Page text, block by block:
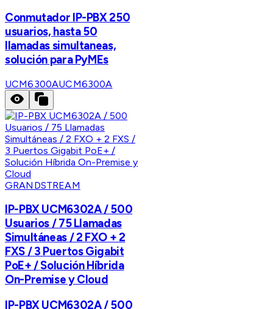
Conmutador IP-PBX 250
usuarios, hasta 50
llamadas simultaneas,
solución para PyMEs
UCM6300AUCM6300A
GRANDSTREAM
IP-PBX UCM6302A / 500
Usuarios / 75 Llamadas
Simultáneas / 2 FXO + 2
FXS / 3 Puertos Gigabit
PoE+ / Solución Híbrida
On-Premise y Cloud
IP-PBX UCM6302A / 500